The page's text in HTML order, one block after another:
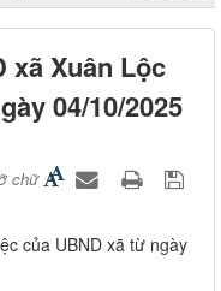
xã Xuân Lộc
04/10/2025
chữ
của UBND xã từ ngày